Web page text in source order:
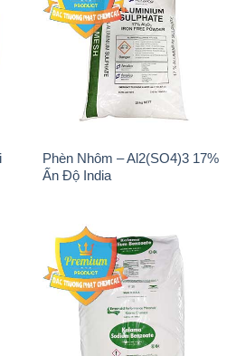
Phèn Nhôm – Al2(SO4)3 17%
Ấn Độ India